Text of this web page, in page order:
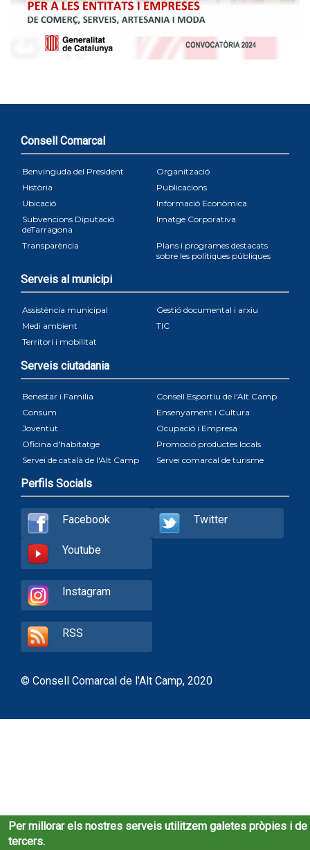
Consell Comarcal
Benvinguda del President
Organització
Història
Publicacions
Ubicació
Informació Econòmica
Subvencions Diputació
deTarragona
Imatge Corporativa
Transparència
Plans i programes destacats
sobre les polítiques públiques
Serveis al municipi
Assistència municipal
Gestió documental i arxiu
Medi ambient
TIC
Territori i mobilitat
Serveis ciutadania
Benestar i Familia
Consell Esportiu de l'Alt Camp
Consum
Ensenyament i Cultura
Joventut
Ocupació i Empresa
Oficina d'habitatge
Promoció productes locals
Servei de català de l'Alt Camp
Servei comarcal de turisme
Perfils Socials
Facebook Twitter
Youtube
Instagram
RSS
© Consell Comarcal de l'Alt Camp, 2020
Per millorar els nostres serveis utilitzem galetes pròpies i de
tercers.